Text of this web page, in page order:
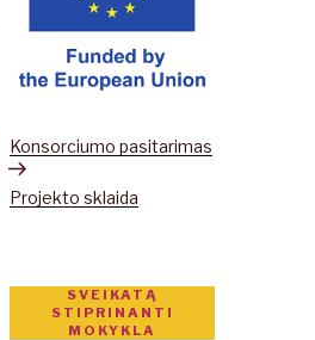
Kitas
įrašas
Konsorciumo pasitarimas
Projekto sklaida
SVEIKATĄ
STIPRINANTI
MOKYKLA